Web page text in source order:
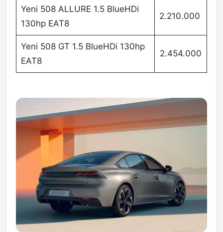
Yeni 508 ALLURE 1.5 BlueHDi
130hp EAT8
2.210.000
Yeni 508 GT 1.5 BlueHDi 130hp
EAT8
2.454.000